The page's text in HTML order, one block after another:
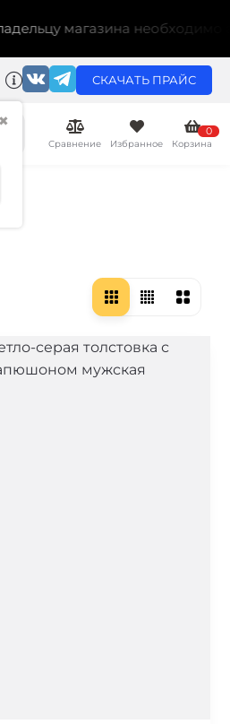
магазина необходимо
✖
СКАЧАТЬ ПРАЙС
Сравнение Избранное
0
Корзина